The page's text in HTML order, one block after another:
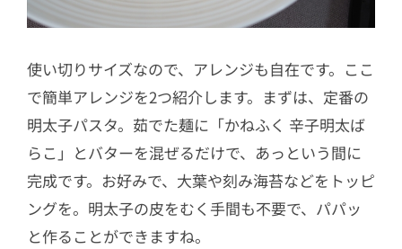
使い切りサイズなので、アレンジも自在です。ここ
で簡単アレンジを2つ紹介します。まずは、定番の
明太子パスタ。茹でた麺に「かねふく 辛子明太ば
らこ」とバターを混ぜるだけで、あっという間に
完成です。お好みで、大葉や刻み海苔などをトッピ
ングを。明太子の皮をむく手間も不要で、パパッ
と作ることができますね。